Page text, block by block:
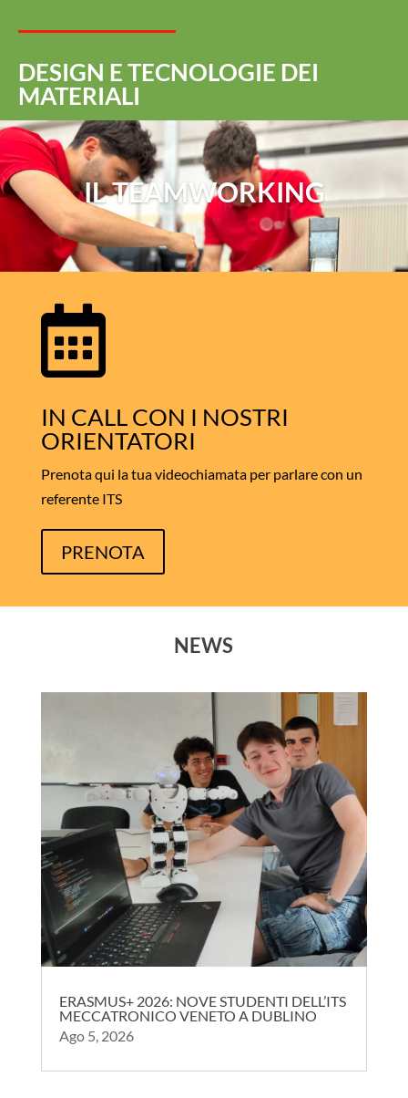
DESIGN E TECNOLOGIE DEI
MATERIALI
IL TEAMWORKING

IN CALL CON I NOSTRI
ORIENTATORI
Prenota qui la tua videochiamata per parlare con un
referente ITS
PRENOTA
NEWS
ERASMUS+ 2026: NOVE STUDENTI DELL’ITS
MECCATRONICO VENETO A DUBLINO
Ago 5, 2026